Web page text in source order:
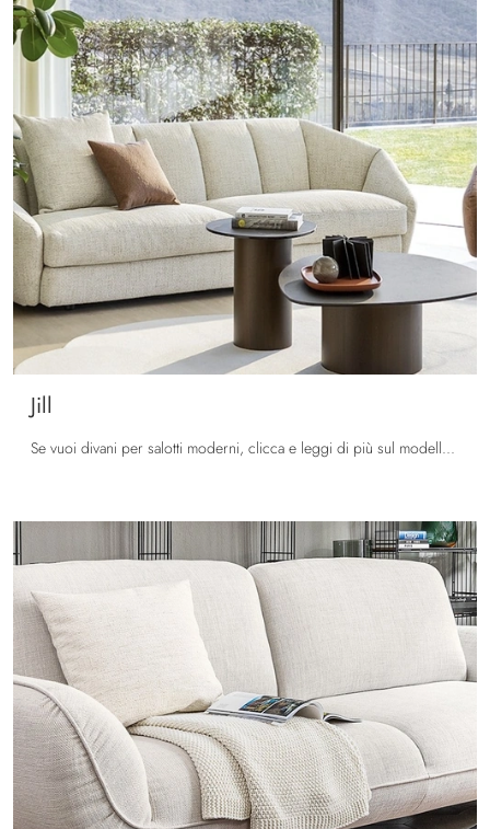
Jill
Se vuoi divani per salotti moderni, clicca e leggi di più sul modello Jill in tessuto del brand Calligaris.